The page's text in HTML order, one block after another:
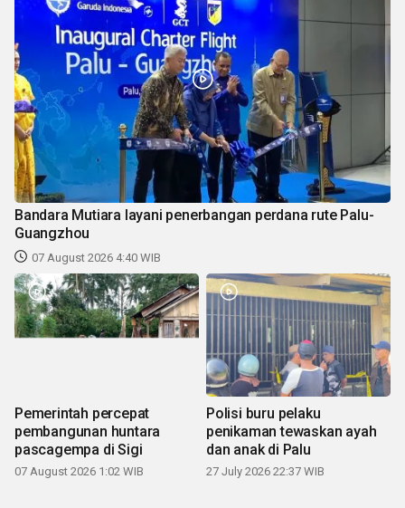
Bandara Mutiara layani penerbangan perdana rute Palu-
Guangzhou
07 August 2026 4:40 WIB
Pemerintah percepat
pembangunan huntara
pascagempa di Sigi
07 August 2026 1:02 WIB
Polisi buru pelaku
penikaman tewaskan ayah
dan anak di Palu
27 July 2026 22:37 WIB